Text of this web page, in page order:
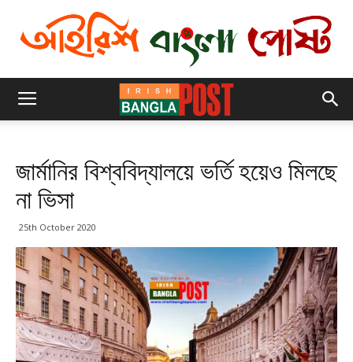
জার্মানির বিশ্ববিদ্যালয়ে ভর্তি হয়েও মিলছে
না ভিসা
25th October 2020